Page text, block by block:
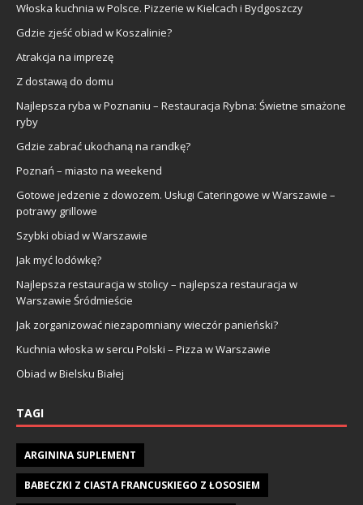
Włoska kuchnia w Polsce. Pizzerie w Kielcach i Bydgoszczy
Gdzie zjeść obiad w Koszalinie?
Atrakcja na imprezę
Z dostawą do domu
Najlepsza ryba w Poznaniu – Restauracja Rybna: Świetne smażone
ryby
Gdzie zabrać ukochaną na randkę?
Poznań – miasto na weekend
Gotowe jedzenie z dowozem. Usługi Cateringowe w Warszawie –
potrawy grillowe
Szybki obiad w Warszawie
Jak myć lodówkę?
Najlepsza restauracja w stolicy – najlepsza restauracja w
Warszawie Śródmieście
Jak zorganizować niezapomniany wieczór panieński?
Kuchnia włoska w sercu Polski – Pizza w Warszawie
Obiad w Bielsku Białej
TAGI
ARGININA SUPLEMENT
BABECZKI Z CIASTA FRANCUSKIEGO Z ŁOSOSIEM